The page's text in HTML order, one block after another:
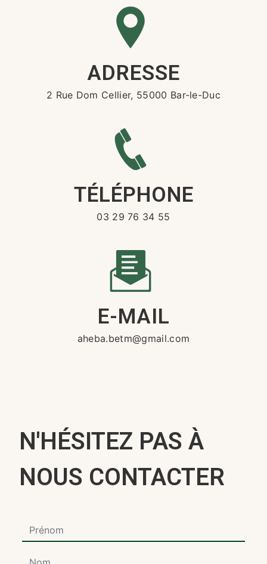
ADRESSE
2 Rue Dom Cellier, 55000 Bar-le-Duc
TÉLÉPHONE
03 29 76 34 55
E-MAIL
aheba.betm@gmail.com
N'HÉSITEZ PAS À
NOUS CONTACTER